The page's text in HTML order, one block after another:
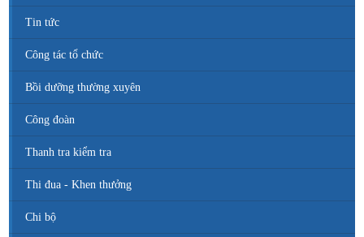
Tin tức
Công tác tổ chức
Bồi dưỡng thường xuyên
Công đoàn
Thanh tra kiểm tra
Thi đua - Khen thưởng
Chi bộ